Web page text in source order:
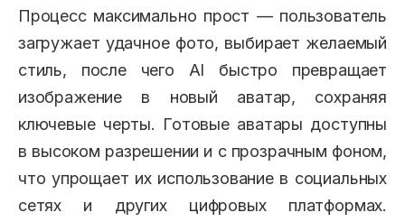
Процесс максимально прост — пользователь
загружает удачное фото, выбирает желаемый
стиль, после чего AI быстро превращает
изображение в новый аватар, сохраняя
ключевые черты. Готовые аватары доступны
в высоком разрешении и с прозрачным фоном,
что упрощает их использование в социальных
сетях и других цифровых платформах.